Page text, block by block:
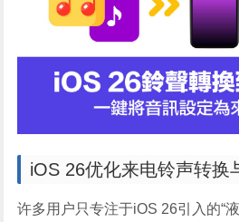
iOS 26优化来电铃声转换
许多用户只专注于iOS 26引入的“